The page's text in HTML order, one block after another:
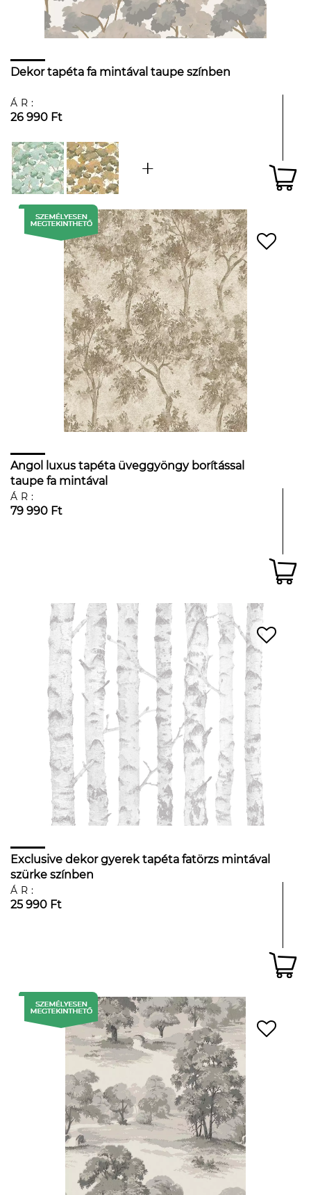
Dekor tapéta fa mintával taupe színben
ÁR:
26 990 Ft
Angol luxus tapéta üveggyöngy borítással
taupe fa mintával
ÁR:
79 990 Ft
Exclusive dekor gyerek tapéta fatörzs mintával
szürke színben
ÁR:
25 990 Ft